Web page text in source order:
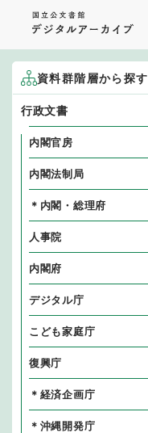
資料群階層から探す
行政文書
内閣官房
内閣法制局
＊内閣・総理府
人事院
内閣府
デジタル庁
こども家庭庁
復興庁
＊経済企画庁
＊沖縄開発庁